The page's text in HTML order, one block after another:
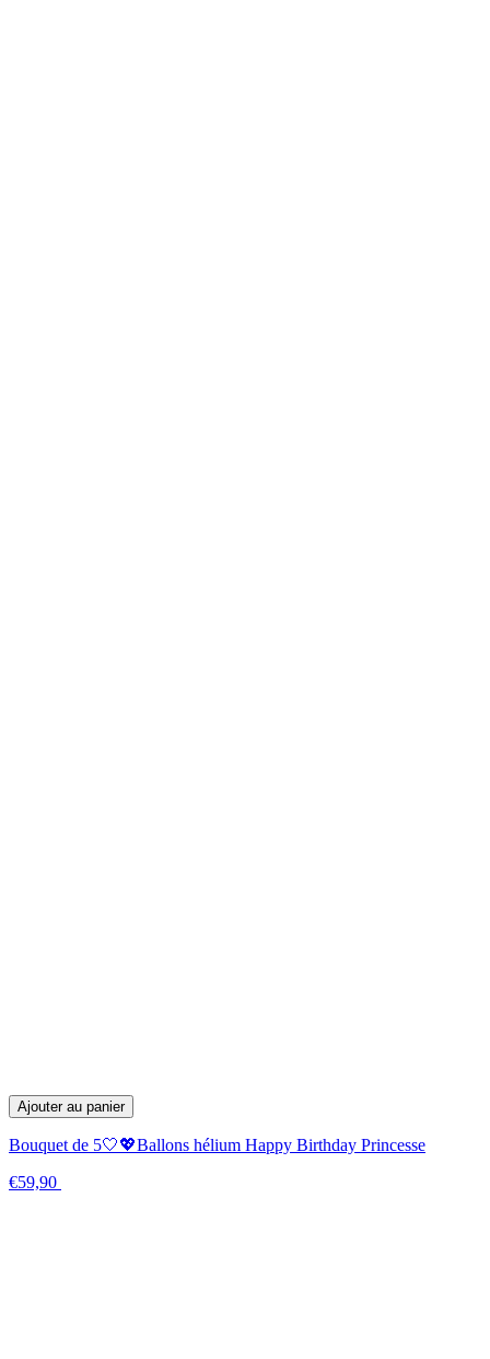
Ajouter au panier
Bouquet de 5🤍💖Ballons hélium Happy Birthday Princesse
€59,90